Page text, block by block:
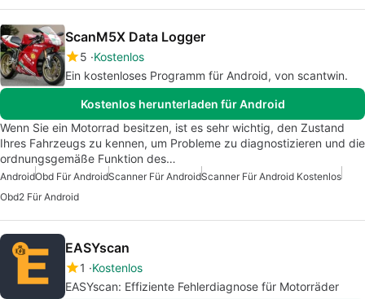
ScanM5X Data Logger
5 Kostenlos
Ein kostenloses Programm für Android, von scantwin.
Kostenlos herunterladen für Android
Wenn Sie ein Motorrad besitzen, ist es sehr wichtig, den Zustand
Ihres Fahrzeugs zu kennen, um Probleme zu diagnostizieren und die
ordnungsgemäße Funktion des…
AndroidObd Für AndroidScanner Für AndroidScanner Für Android Kostenlos
Obd2 Für Android
EASYscan
1
Kostenlos
EASYscan: Effiziente Fehlerdiagnose für Motorräder